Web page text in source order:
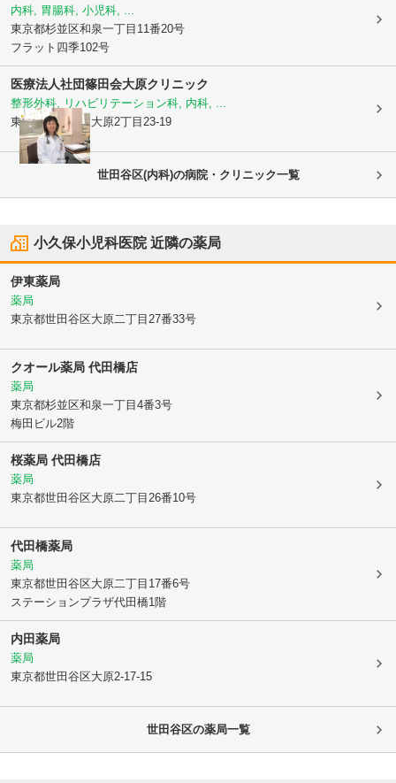
内科, 胃腸科, 小児科, ...
東京都杉並区和泉一丁目11番20号
フラット四季102号
医療法人社団篠田会大原クリニック
整形外科, リハビリテーション科, 内科, ...
東京都世田谷区大原2丁目23-19
世田谷区(内科)の病院・クリニック一覧
小久保小児科医院近隣の薬局
伊東薬局
薬局
東京都世田谷区大原二丁目27番33号
クオール薬局 代田橋店
薬局
東京都杉並区和泉一丁目4番3号
梅田ビル2階
桜薬局 代田橋店
薬局
東京都世田谷区大原二丁目26番10号
代田橋薬局
薬局
東京都世田谷区大原二丁目17番6号
ステーションプラザ代田橋1階
内田薬局
薬局
東京都世田谷区大原2-17-15
世田谷区の薬局一覧